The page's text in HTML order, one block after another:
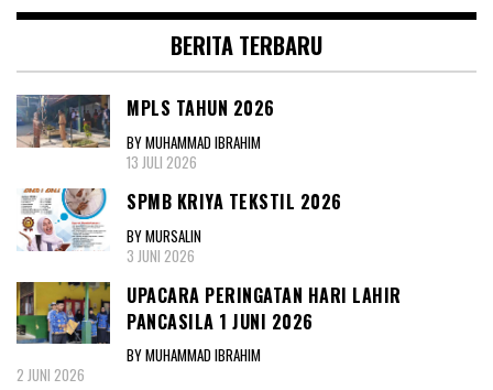
BERITA TERBARU
MPLS TAHUN 2026
BY MUHAMMAD IBRAHIM
13 JULI 2026
SPMB KRIYA TEKSTIL 2026
BY MURSALIN
3 JUNI 2026
UPACARA PERINGATAN HARI LAHIR
PANCASILA 1 JUNI 2026
BY MUHAMMAD IBRAHIM
2 JUNI 2026